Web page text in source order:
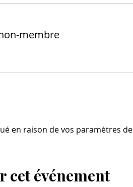
membre
en raison de vos paramètres
cet événement